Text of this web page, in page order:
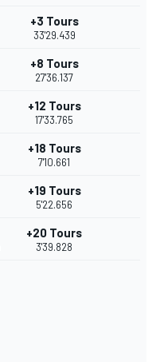
+3 Tours
33'29.439
+8 Tours
27'36.137
+12 Tours
17'33.765
+18 Tours
7'10.661
+19 Tours
5'22.656
+20 Tours
3'39.828